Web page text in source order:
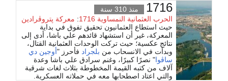
1716
منذ 310 سنة
الحرب العثمانية النمساوية 1716
: معركة پتروڤرادين
حيث استطاع العثمانيون تحقيق تفوق في بداية
المعركة، غير أن استشهاد قائدهم علي باشا، أدى إلى
نتائج عكسية؛ حيث تركت الوحدات العثمانية القتال،
وبدأت في الانسحاب من بلجراد فأحرز "أوجين دي
ساڤوا" نصرًا كبيرًا، وغنم سرادق علي باشا وعدة
آلاف من كتبه القيمة المخطوطة بثلاث لغات شرقية
والتي اعتاد اصطحابها معه في حملاته العسكرية.